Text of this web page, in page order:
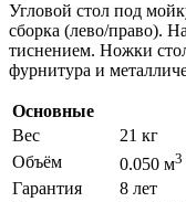
Угловой стол под
сборка (лево/право).
тиснением. Ножки
фурнитура и
Основные
Вес
21 кг
Объём
0.050 м3
Гарантия
8 лет